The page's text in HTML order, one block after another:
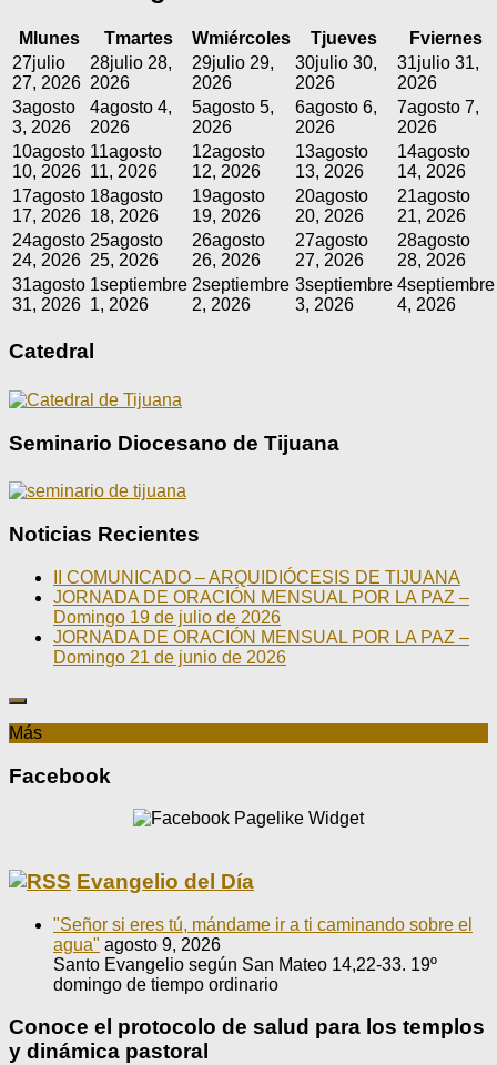
M lunes Tmartes Wmiércoles Tjueves Fviernes
27julio
27, 2026
28julio 28,
2026
29julio 29,
2026
30julio 30,
2026
31julio 31,
2026
3agosto
3, 2026
4agosto 4,
2026
5agosto 5,
2026
6agosto 6,
2026
7agosto 7,
2026
10agosto
10, 2026
11agosto
11, 2026
12agosto
12, 2026
13agosto
13, 2026
14agosto
14, 2026
17agosto
17, 2026
18agosto
18, 2026
19agosto
19, 2026
20agosto
20, 2026
21agosto
21, 2026
24agosto
24, 2026
25agosto
25, 2026
26agosto
26, 2026
27agosto
27, 2026
28agosto
28, 2026
31agosto
31, 2026
1septiembre
1, 2026
2septiembre
2, 2026
3septiembre
3, 2026
4septiembre
4, 2026
Catedral
Seminario Diocesano de Tijuana
Noticias Recientes
II COMUNICADO – ARQUIDIÓCESIS DE TIJUANA
JORNADA DE ORACIÓN MENSUAL POR LA PAZ –
Domingo 19 de julio de 2026
JORNADA DE ORACIÓN MENSUAL POR LA PAZ –
Domingo 21 de junio de 2026
Más
Facebook
Evangelio del Día
"Señor si eres tú, mándame ir a ti caminando sobre el
agua" agosto 9, 2026
Santo Evangelio según San Mateo 14,22-33. 19º
domingo de tiempo ordinario
Conoce el protocolo de salud para los templos
y dinámica pastoral